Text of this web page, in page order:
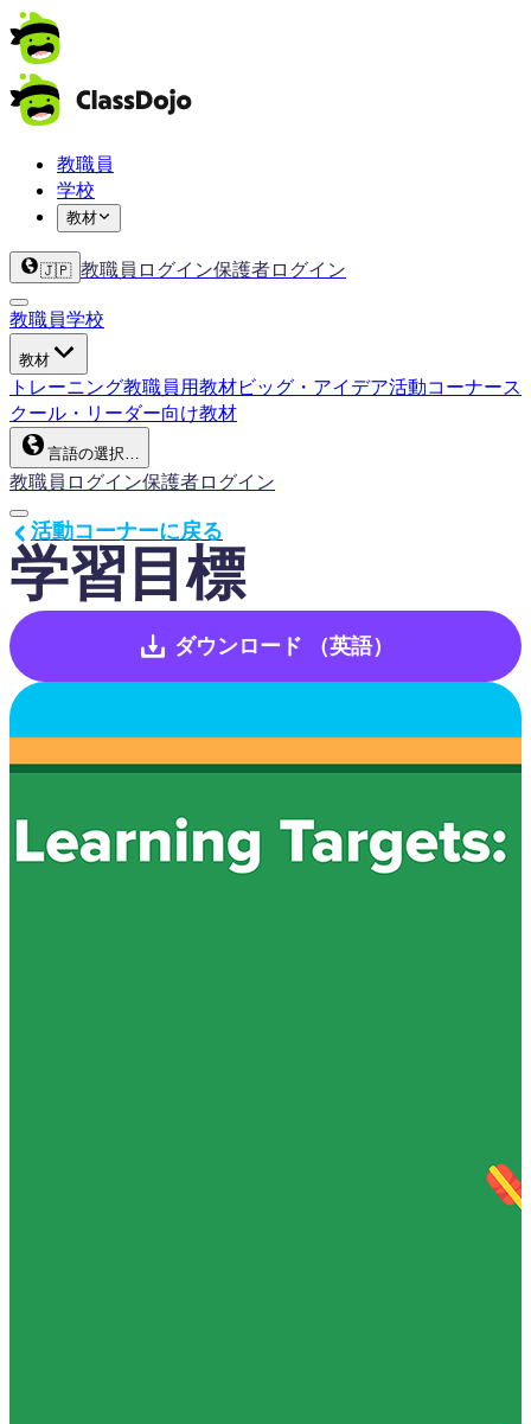
教職員
学校
教材
🇯🇵 教職員ログイン保護者ログイン
教職員学校
教材
トレーニング教職員用教材ビッグ・アイデア活動コーナース
クール・リーダー向け教材
言語の選択…
教職員ログイン保護者ログイン
学習目標
活動コーナーに戻る
ダウンロード （英語）